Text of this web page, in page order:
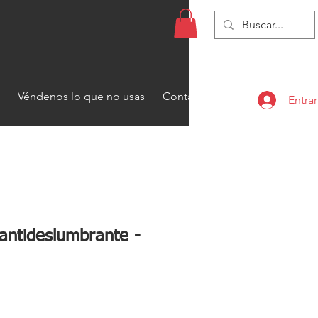
Véndenos lo que no usas Contacto Entrar
-